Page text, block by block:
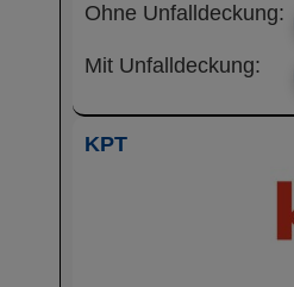
Ohne Unfalldeckung:
Mit Unfalldeckung:
KPT